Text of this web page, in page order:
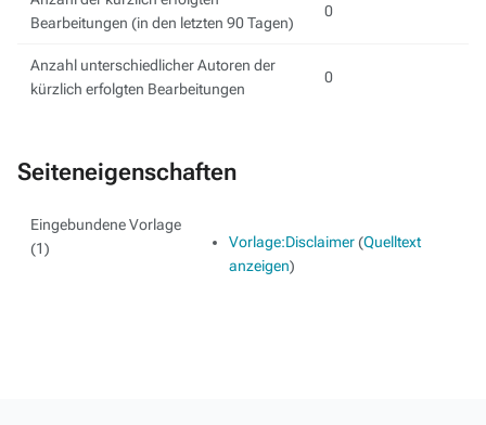
Bearbeitungen (in den letzten 90 Tagen)
0
Anzahl unterschiedlicher Autoren der
kürzlich erfolgten Bearbeitungen
0
Seiteneigenschaften
Eingebundene Vorlage
(1)
Vorlage:Disclaimer(Quelltext
anzeigen)